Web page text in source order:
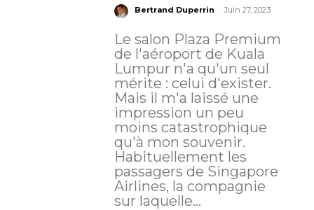
Bertrand Duperrin - Juin 27, 2023
Le salon Plaza Premium
de l'aéroport de Kuala
Lumpur n'a qu'un seul
mérite : celui d'exister.
Mais il m'a laissé une
impression un peu
moins catastrophique
qu'à mon souvenir.
Habituellement les
passagers de Singapore
Airlines, la compagnie
sur laquelle...